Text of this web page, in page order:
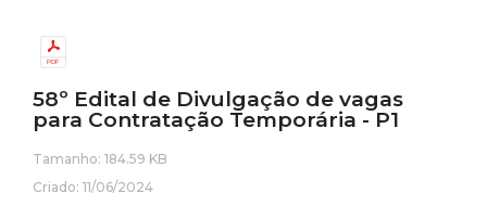
58º Edital de Divulgação de vagas
para Contratação Temporária - P1
Tamanho: 184.59 KB
Criado: 11/06/2024